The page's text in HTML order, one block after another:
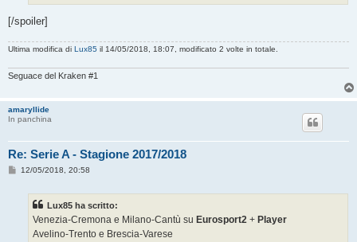
[/spoiler]
Ultima modifica di Lux85 il 14/05/2018, 18:07, modificato 2 volte in totale.
Seguace del Kraken #1
amaryllide
In panchina
Re: Serie A - Stagione 2017/2018
M12/05/2018, 20:58
Lux85 ha scritto:
Venezia-Cremona e Milano-Cantù su Eurosport2 + Player
Avelino-Trento e Brescia-Varese